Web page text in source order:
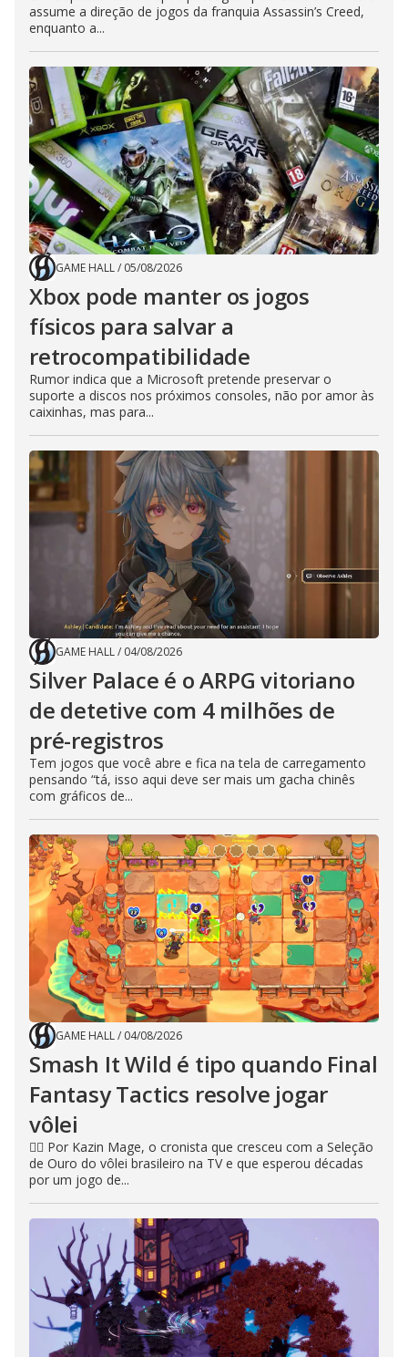
assume a direção de jogos da franquia Assassin’s Creed,
enquanto a...
GAME HALL/ 05/08/2026
Xbox pode manter os jogos
físicos para salvar a
retrocompatibilidade
Rumor indica que a Microsoft pretende preservar o
suporte a discos nos próximos consoles, não por amor às
caixinhas, mas para...
GAME HALL/ 04/08/2026
Silver Palace é o ARPG vitoriano
de detetive com 4 milhões de
pré-registros
Tem jogos que você abre e fica na tela de carregamento
pensando “tá, isso aqui deve ser mais um gacha chinês
com gráficos de...
GAME HALL/ 04/08/2026
Smash It Wild é tipo quando Final
Fantasy Tactics resolve jogar
vôlei
🧙‍♂️ Por Kazin Mage, o cronista que cresceu com a Seleção
de Ouro do vôlei brasileiro na TV e que esperou décadas
por um jogo de...